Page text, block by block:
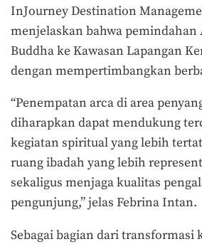
InJourney Destination
menjelaskan bahwa pemindahan
Buddha ke Kawasan Lapangan
dengan mempertimbangkan
“Penempatan arca di area
diharapkan dapat mendukung
kegiatan spiritual yang lebih
ruang ibadah yang lebih
sekaligus menjaga kualitas
pengunjung,” jelas Febrina Intan.
Sebagai bagian dari transformasi